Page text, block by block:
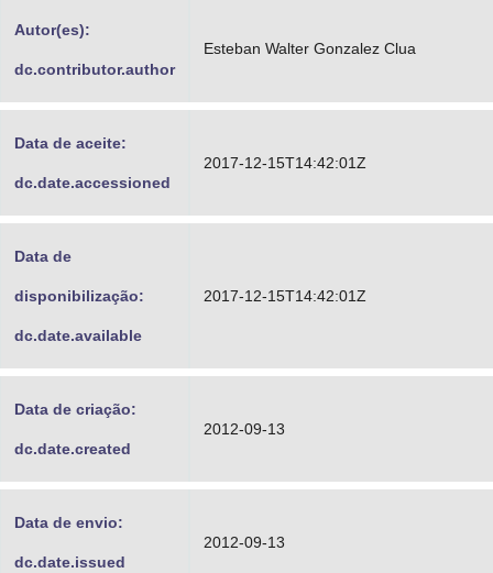
Banco Central do Brasil
Autor(es):
dc.contributor.author
Esteban Walter Gonzalez Clua
Data de aceite:
dc.date.accessioned
2017-12-15T14:42:01Z
Data de
disponibilização:
dc.date.available
2017-12-15T14:42:01Z
Data de criação:
dc.date.created
2012-09-13
Data de envio:
dc.date.issued
2012-09-13